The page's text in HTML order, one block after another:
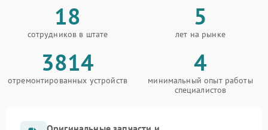
18
сотрудников в штате
5
лет на рынке
3814
отремонтированных устройств
4
минимальный опыт работы
специалистов